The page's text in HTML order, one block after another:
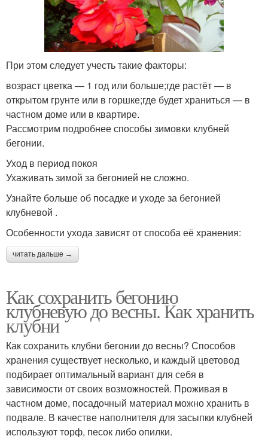
При этом следует учесть такие факторы:
возраст цветка — 1 год или больше;где растёт — в
открытом грунте или в горшке;где будет храниться — в
частном доме или в квартире.
Рассмотрим подробнее способы зимовки клубней
бегонии.
Уход в период покоя
Ухаживать зимой за бегонией не сложно.
Узнайте больше об посадке и уходе за бегонией
клубневой .
Особенности ухода зависят от способа её хранения:
читать дальше →
Как сохранить бегонию
клубневую до весны. Как хранить
клубни
Как сохранить клубни бегонии до весны? Способов
хранения существует несколько, и каждый цветовод
подбирает оптимальный вариант для себя в
зависимости от своих возможностей. Проживая в
частном доме, посадочный материал можно хранить в
подвале. В качестве наполнителя для засыпки клубней
используют торф, песок либо опилки.